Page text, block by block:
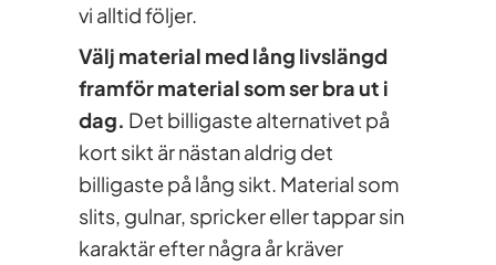
vi alltid följer.
Välj material med lång livslängd
framför material som ser bra ut i
dag. Det billigaste alternativet på
kort sikt är nästan aldrig det
billigaste på lång sikt. Material som
slits, gulnar, spricker eller tappar sin
karaktär efter några år kräver